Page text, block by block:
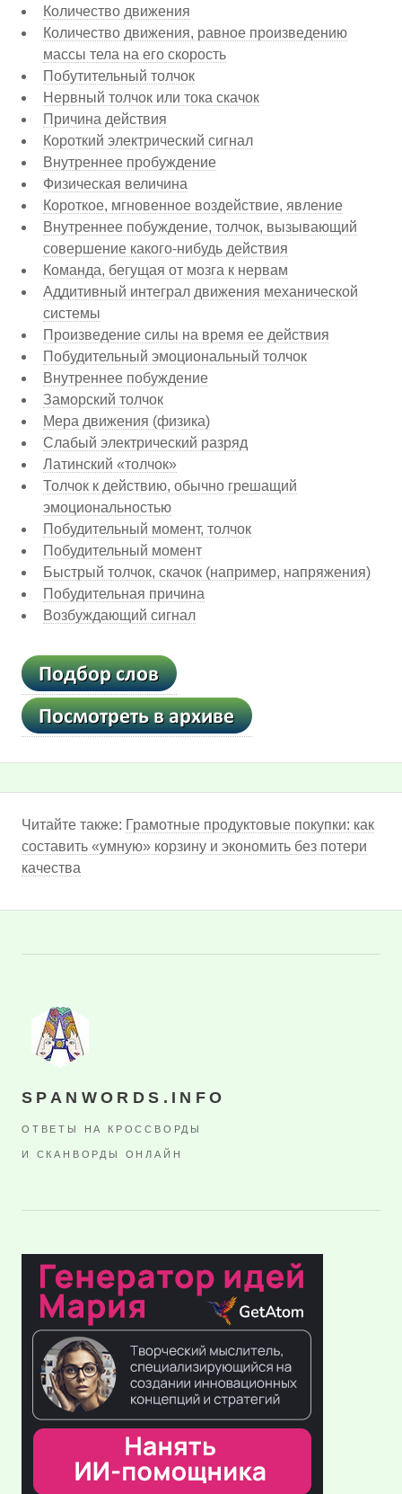
Количество движения
Количество движения, равное произведению
массы тела на его скорость
Побутительный толчок
Нервный толчок или тока скачок
Причина действия
Короткий электрический сигнал
Внутреннее пробуждение
Физическая величина
Короткое, мгновенное воздействие, явление
Внутреннее побуждение, толчок, вызывающий
совершение какого-нибудь действия
Команда, бегущая от мозга к нервам
Аддитивный интеграл движения механической
системы
Произведение силы на время ее действия
Побудительный эмоциональный толчок
Внутреннее побуждение
Заморский толчок
Мера движения (физика)
Слабый электрический разряд
Латинский «толчок»
Толчок к действию, обычно грешащий
эмоциональностью
Побудительный момент, толчок
Побудительный момент
Быстрый толчок, скачок (например, напряжения)
Побудительная причина
Возбуждающий сигнал
Читайте также: Грамотные продуктовые покупки: как
составить «умную» корзину и экономить без потери
качества
SPANWORDS.INFO
ОТВЕТЫ НА КРОССВОРДЫ
И СКАНВОРДЫ ОНЛАЙН